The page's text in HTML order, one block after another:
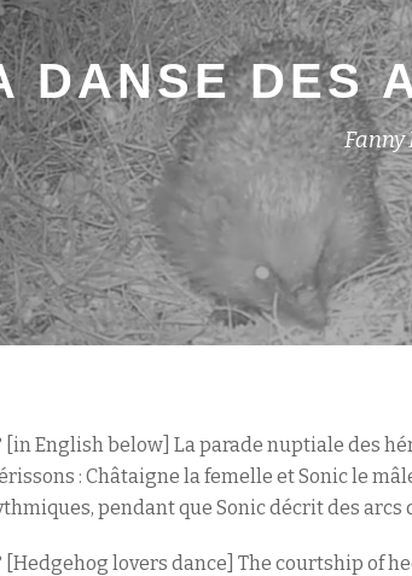
DANSE DES
[in English below] La parade nuptiale des
: Châtaigne la femelle et Sonic le
pendant que Sonic décrit des arcs
[Hedgehog lovers dance] The courtship of